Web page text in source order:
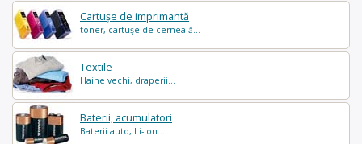
Cartușe de imprimantă
toner, cartușe de cerneală...
Textile
Haine vechi, draperii...
Baterii, acumulatori
Baterii auto, Li-Ion...